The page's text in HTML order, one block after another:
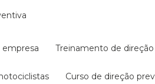
empresa treinamento de
curso de direção